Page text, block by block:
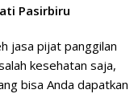
Pasirbiru
jasa pijat panggilan
kesehatan saja,
bisa Anda dapatkan